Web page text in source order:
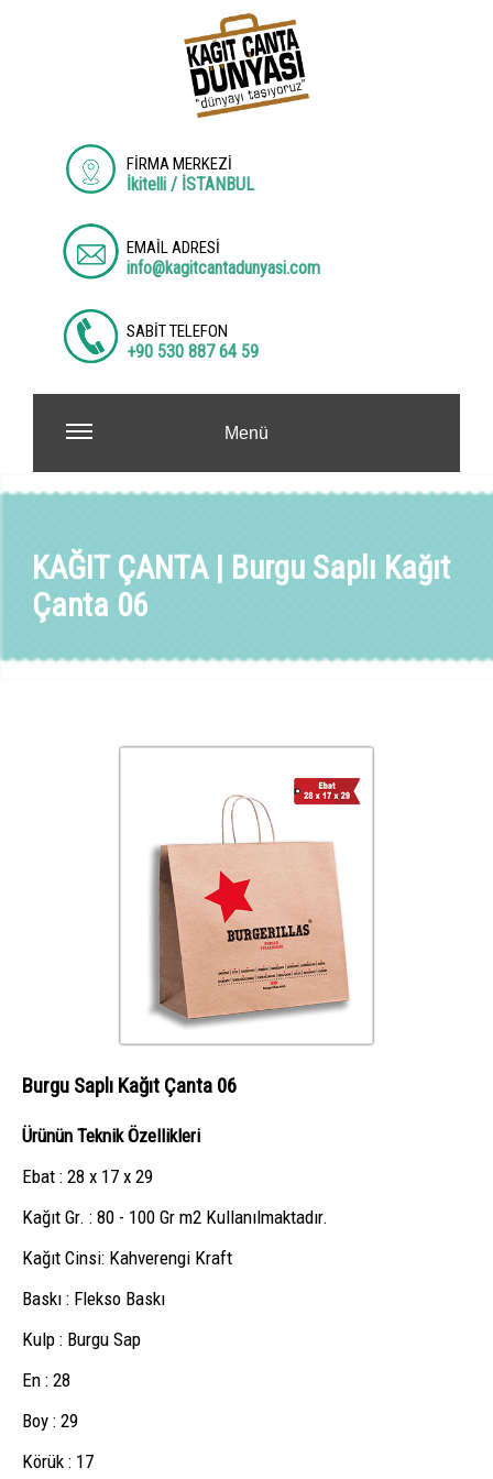
FİRMA MERKEZİ
İkitelli / İSTANBUL
EMAİL ADRESİ
info@kagitcantadunyasi.com
SABİT TELEFON
+90 530 887 64 59
Menü
KAĞIT ÇANTA | Burgu Saplı Kağıt
Çanta 06
Burgu Saplı Kağıt Çanta 06
Ürünün Teknik Özellikleri
Ebat : 28 x 17 x 29
Kağıt Gr. : 80 - 100 Gr m2 Kullanılmaktadır.
Kağıt Cinsi: Kahverengi Kraft
Baskı : Flekso Baskı
Kulp : Burgu Sap
En : 28
Boy : 29
Körük : 17